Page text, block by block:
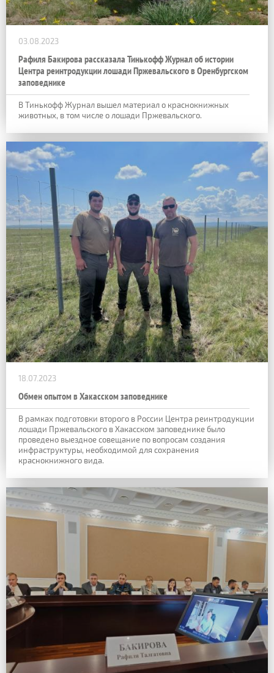
03.08.2023
Рафиля Бакирова рассказала Тинькофф Журнал об истории
Центра реинтродукции лошади Пржевальского в Оренбургском
заповеднике
В Тинькофф Журнал вышел материал о краснокнижных
животных, в том числе о лошади Пржевальского.
18.07.2023
Обмен опытом в Хакасском заповеднике
В рамках подготовки второго в России Центра реинтродукции
лошади Пржевальского в Хакасском заповеднике было
проведено выездное совещание по вопросам создания
инфраструктуры, необходимой для сохранения
краснокнижного вида.